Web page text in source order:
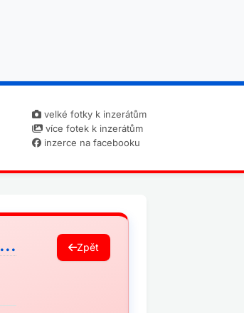
velké fotky k inzerátům
více fotek k inzerátům
inzerce na facebooku
Zpět